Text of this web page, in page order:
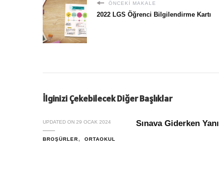
ÖNCEKI MAKALE
2022 LGS Öğrenci Bilgilendirme Kartı
İlginizi Çekebilecek Diğer Başlıklar
UPDATED ON 29 OCAK 2024
BROŞÜRLER ORTAOKUL
Sınava Giderken